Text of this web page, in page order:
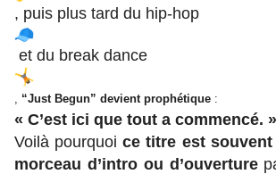
, puis plus tard du hip-hop
et du break dance
“Just Begun” devient prophétique :
« C’est ici que tout a commencé. »
Voilà pourquoice titre est
morceau d’intro ou d’ouverture